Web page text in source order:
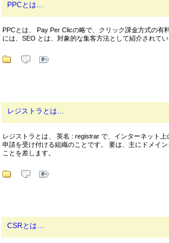
PPCとは…
PPCとは、 Pay Per Clicの略で、クリック課金方式の有
には、SEO とは、対象的な集客方法として紹介されてい
レジストラとは…
レジストラとは、 英名 : registrar で、インターネット
申請を受け付ける組織のことです。 要は、主にドメイ
ことを差します。
CSRとは…